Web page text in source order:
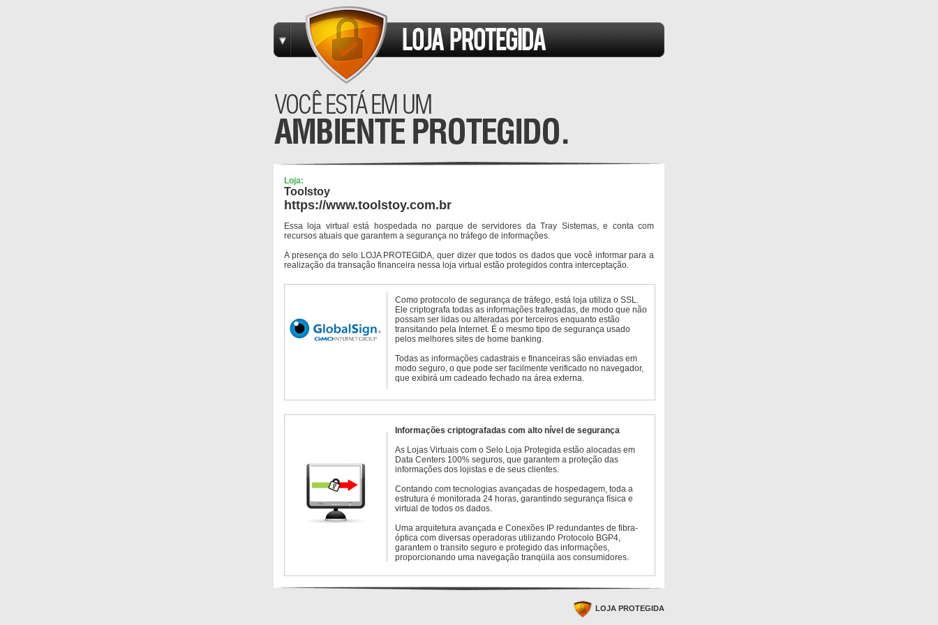
Loja:
Toolstoy
https://www.toolstoy.com.br
Essa loja virtual está hospedada no parque de servidores da Tray Sistemas, e conta com
recursos atuais que garantem a segurança no tráfego de informações.
A presença do selo LOJA PROTEGIDA, quer dizer que todos os dados que você informar para a
realização da transação financeira nessa loja virtual estão protegidos contra interceptação.
Como protocolo de segurança de tráfego, está loja utiliza o SSL.
Ele criptografa todas as informações trafegadas, de modo que não
possam ser lidas ou alteradas por terceiros enquanto estão
transitando pela Internet. É o mesmo tipo de segurança usado
pelos melhores sites de home banking.
Todas as informações cadastrais e financeiras são enviadas em
modo seguro, o que pode ser facilmente verificado no navegador,
que exibirá um cadeado fechado na área externa.
Informações criptografadas com alto nível de segurança
As Lojas Virtuais com o Selo Loja Protegida estão alocadas em
Data Centers 100% seguros, que garantem a proteção das
informações dos lojistas e de seus clientes.
Contando com tecnologias avançadas de hospedagem, toda a
estrutura é monitorada 24 horas, garantindo segurança física e
virtual de todos os dados.
Uma arquitetura avançada e Conexões IP redundantes de fibra-
óptica com diversas operadoras utilizando Protocolo BGP4,
garantem o transito seguro e protegido das informações,
proporcionando uma navegação tranqüila aos consumidores.
LOJA PROTEGIDA